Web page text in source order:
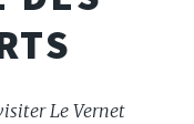
Le Vernet